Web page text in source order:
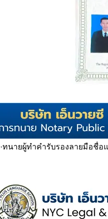
·ทนายผู้ทำคำรับรองลายมือชื่อ